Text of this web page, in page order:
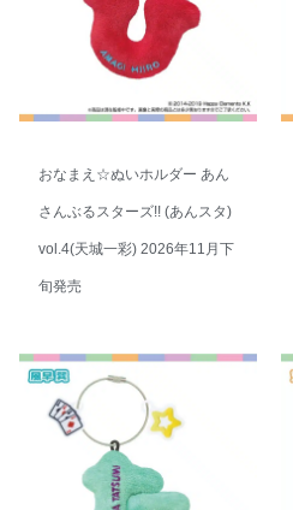
おなまえ☆ぬいホルダー あん
さんぶるスターズ!! (あんスタ)
vol.4(天城一彩) 2026年11月下
旬発売